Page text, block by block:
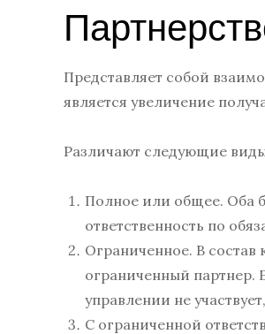
Представляет собой
является увеличение
Различают следующие
Полное или общее. Оба
ответственность по
Ограниченное. В
ограниченный партнер.
управлении не
С ограниченной